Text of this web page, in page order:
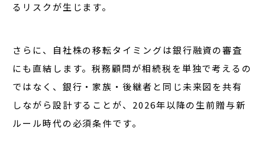
るリスク が生じます。
さらに、自社株の移転タイミングは銀行融資の審査
にも直結します。税務顧問が相続税を単独で考えるの
ではなく、 銀行・家族・後継者と同じ未来図を共有
しながら設計することが、2026年以降の生前贈与新
ルール時代の必須条件です。